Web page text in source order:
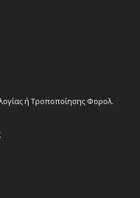
ή Τροποποίησης Φορολ.